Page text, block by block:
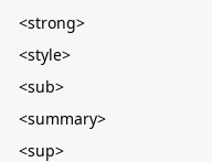
<strong>
<style>
<sub>
<summary>
<sup>